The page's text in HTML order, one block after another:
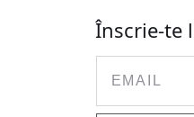
Înscrie-te